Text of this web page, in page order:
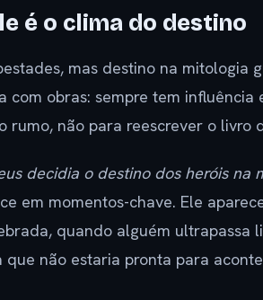
é o clima do destino
mas destino na mitologia
com obras: sempre tem influência
rumo, não para reescrever o livro
decidia o destino dos heróis na
em momentos-chave. Ele
quando alguém ultrapassa
não estaria pronta para